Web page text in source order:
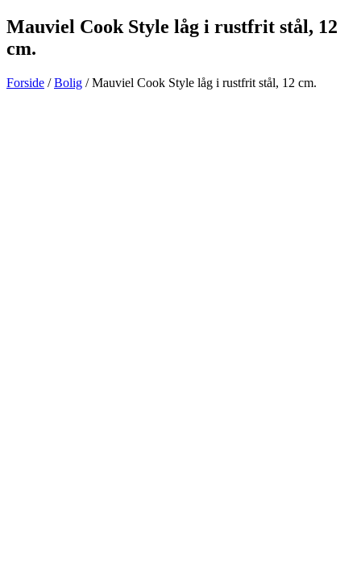
Mauviel Cook Style låg i rustfrit stål, 12
cm.
Forside /Bolig / Mauviel Cook Style låg i rustfrit stål, 12 cm.